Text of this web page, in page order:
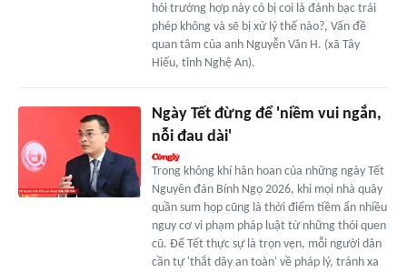
hỏi trường hợp này có bị coi là đánh bạc trái
phép không và sẽ bị xử lý thế nào?, Vấn đề
quan tâm của anh Nguyễn Văn H. (xã Tây
Hiếu, tỉnh Nghệ An).
Ngày Tết đừng để 'niềm vui ngắn,
nỗi đau dài'
Trong không khí hân hoan của những ngày Tết
Nguyên đán Bính Ngọ 2026, khi mọi nhà quây
quần sum họp cũng là thời điểm tiềm ẩn nhiều
nguy cơ vi phạm pháp luật từ những thói quen
cũ. Để Tết thực sự là trọn vẹn, mỗi người dân
cần tự 'thắt dây an toàn' về pháp lý, tránh xa